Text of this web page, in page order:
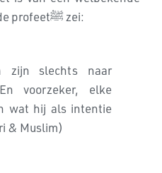
Hadith genomen waarin de profeetﷺ zei:
zijn slechts naar
voorzeker, elke
wat hij als intentie
& Muslim)